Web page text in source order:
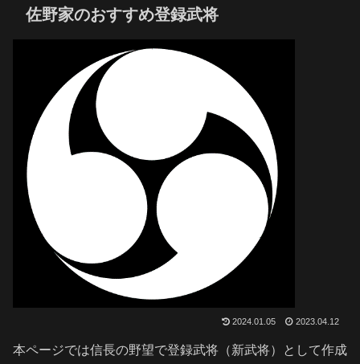
佐野家のおすすめ登録武将
2024.01.05 2023.04.12
本ページでは信長の野望で登録武将（新武将）として作成